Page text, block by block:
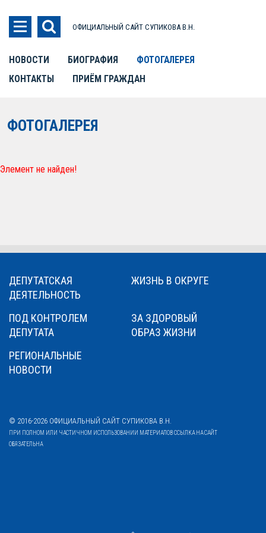
ОФИЦИАЛЬНЫЙ САЙТ СУПИКОВА В.Н.
НОВОСТИ БИОГРАФИЯ
ФОТОГАЛЕРЕЯ
КОНТАКТЫ
ПРИЁМ ГРАЖДАН
ФОТОГАЛЕРЕЯ
Элемент не найден!
ДЕПУТАТСКАЯ
ДЕЯТЕЛЬНОСТЬ
ЖИЗНЬ В ОКРУГЕ
ПОД КОНТРОЛЕМ
ДЕПУТАТА
ЗА ЗДОРОВЫЙ
ОБРАЗ ЖИЗНИ
РЕГИОНАЛЬНЫЕ
НОВОСТИ
© 2016-2026 ОФИЦИАЛЬНЫЙ САЙТ СУПИКОВА В.Н.
ПРИ ПОЛНОМ ИЛИ ЧАСТИЧНОМ ИСПОЛЬЗОВАНИИ МАТЕРИАЛОВ ССЫЛКА НА САЙТ
ОБЯЗАТЕЛЬНА